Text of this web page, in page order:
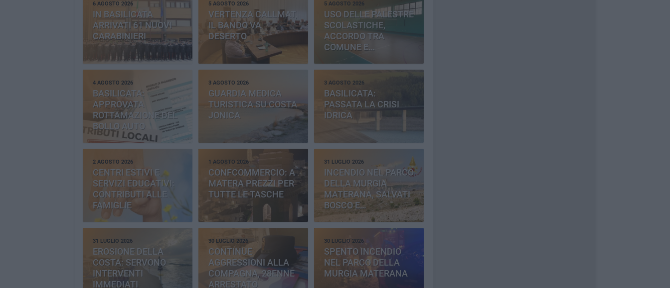
6 AGOSTO 2026
IN BASILICATA
ARRIVATI 61 NUOVI
CARABINIERI
5 AGOSTO 2026
VERTENZA CALLMAT,
IL BANDO VA
DESERTO
5 AGOSTO 2026
USO DELLE PALESTRE
SCOLASTICHE,
ACCORDO TRA
COMUNE E
PROVINCIA
4 AGOSTO 2026
BASILICATA:
APPROVATA
ROTTAMAZIONE DEL
BOLLO AUTO
3 AGOSTO 2026
GUARDIA MEDICA
TURISTICA SU COSTA
JONICA
3 AGOSTO 2026
BASILICATA:
PASSATA LA CRISI
IDRICA
2 AGOSTO 2026
CENTRI ESTIVI E
SERVIZI EDUCATIVI:
CONTRIBUTI ALLE
FAMIGLIE
1 AGOSTO 2026
CONFCOMMERCIO: A
MATERA PREZZI PER
TUTTE LE TASCHE
31 LUGLIO 2026
INCENDIO NEL PARCO
DELLA MURGIA
MATERANA, SALVATI
BOSCO E
CEMENTERIA
31 LUGLIO 2026
EROSIONE DELLA
COSTA: SERVONO
INTERVENTI
IMMEDIATI
30 LUGLIO 2026
CONTINUE
AGGRESSIONI ALLA
COMPAGNA, 28ENNE
ARRESTATO
30 LUGLIO 2026
SPENTO INCENDIO
NEL PARCO DELLA
MURGIA MATERANA